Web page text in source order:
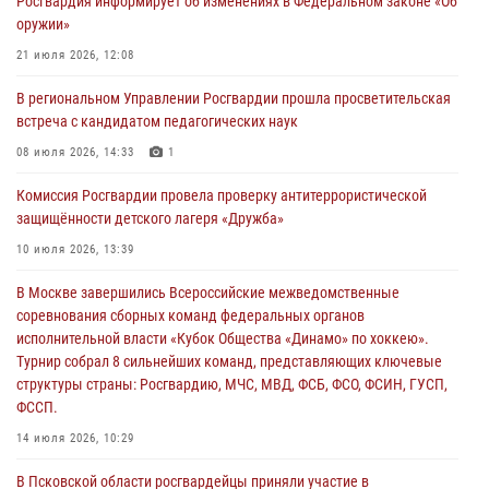
02 августа 2026, 13:28
За минувшие сутки Псковские росгвардейцы выезжали два раза на
31 июля 2026, 13:53
В Санкт-Петербурге прошел окружной этап ежегодного
сотрудников вневедомственной охраны Росгвардии, Псковские
Росгвардейцы одержали победу
30 июля 2026, 05:10
Псковская Росгвардия приглашает на службу в подразделениях
вневедомственной охраны
оружии»
21 июля 2026, 12:08
В региональном Управлении Росгвардии прошла просветительская
встреча с кандидатом педагогических наук
08 июля 2026, 14:33 1
Комиссия Росгвардии провела проверку антитеррористической
защищённости детского лагеря «Дружба»
10 июля 2026, 13:39
В Москве завершились Всероссийские межведомственные
соревнования сборных команд федеральных органов
исполнительной власти «Кубок Общества «Динамо» по хоккею».
Турнир собрал 8 сильнейших команд, представляющих ключевые
структуры страны: Росгвардию, МЧС, МВД, ФСБ, ФСО, ФСИН, ГУСП,
ФССП.
14 июля 2026, 10:29
В Псковской области росгвардейцы приняли участие в